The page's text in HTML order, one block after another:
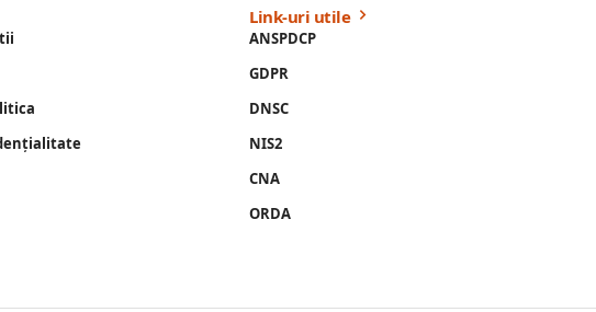
Link-uri utile
ANSPDCP
GDPR
DNSC
NIS2
CNA
ORDA